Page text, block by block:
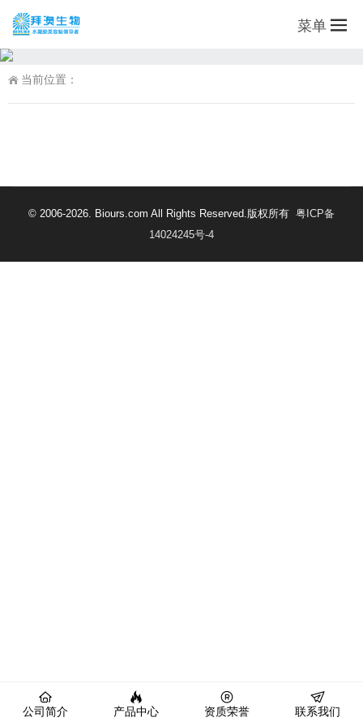
菜单
当前位置：
© 2006-2026. Biours.com All Rights Reserved.版权所有 粤ICP备
14024245号-4
公司简介 产品中心 资质荣誉 联系我们